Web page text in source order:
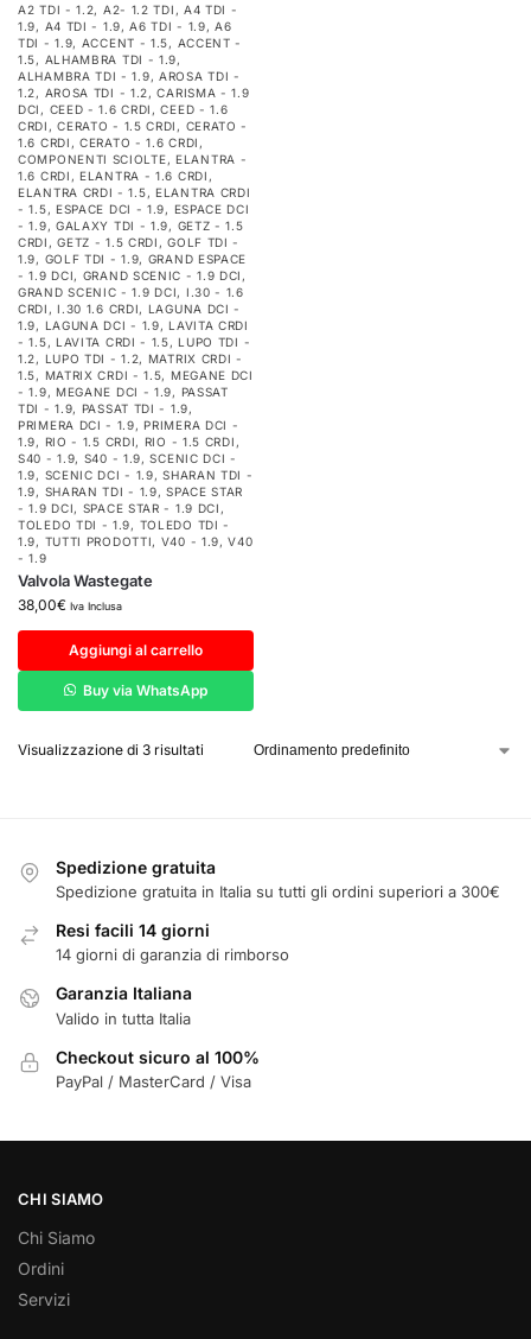
A2 TDI - 1.2, A2- 1.2 TDI , A4 TDI -
1.9, A4 TDI - 1.9,A6 TDI - 1.9,A6
TDI - 1.9, ACCENT - 1.5, ACCENT -
1.5, ALHAMBRA TDI - 1.9,
ALHAMBRA TDI - 1.9,AROSA TDI -
1.2, AROSA TDI - 1.2,CARISMA - 1.9
DCI , CEED - 1.6 CRDI ,CEED - 1.6
CRDI ,CERATO - 1.5 CRDI , CERATO -
1.6 CRDI ,CERATO - 1.6 CRDI ,
COMPONENTI SCIOLTE,ELANTRA -
1.6 CRDI ,ELANTRA - 1.6 CRDI ,
ELANTRA CRDI - 1.5,ELANTRA CRDI
- 1.5, ESPACE DCI - 1.9, ESPACE DCI
- 1.9, GALAXY TDI - 1.9, GETZ - 1.5
CRDI ,GETZ - 1.5 CRDI ,GOLF TDI -
1.9, GOLF TDI - 1.9, GRAND ESPACE
- 1.9 DCI, GRAND SCENIC - 1.9 DCI ,
GRAND SCENIC - 1.9 DCI, I.30 - 1.6
CRDI ,I.30 1.6 CRDI, LAGUNA DCI -
1.9, LAGUNA DCI - 1.9,LAVITA CRDI
- 1.5, LAVITA CRDI - 1.5,LUPO TDI -
1.2, LUPO TDI - 1.2, MATRIX CRDI -
1.5, MATRIX CRDI - 1.5, MEGANE DCI
- 1.9, MEGANE DCI - 1.9, PASSAT
TDI - 1.9, PASSAT TDI - 1.9,
PRIMERA DCI - 1.9,PRIMERA DCI -
1.9, RIO - 1.5 CRDI, RIO - 1.5 CRDI ,
S40 - 1.9, S40 - 1.9,SCENIC DCI -
1.9, SCENIC DCI - 1.9,SHARAN TDI -
1.9, SHARAN TDI - 1.9,SPACE STAR
- 1.9 DCI, SPACE STAR - 1.9 DCI ,
TOLEDO TDI - 1.9, TOLEDO TDI -
1.9, TUTTI PRODOTTI, V40 - 1.9,V40
- 1.9
Valvola Wastegate
38,00€ Iva Inclusa
Aggiungi al carrello
Buy via WhatsApp
Visualizzazione di 3 risultati
Spedizione gratuita
Spedizione gratuita in Italia su tutti gli ordini superiori a 300€
Resi facili 14 giorni
14 giorni di garanzia di rimborso
Garanzia Italiana
Valido in tutta Italia
Checkout sicuro al 100%
PayPal / MasterCard / Visa
CHI SIAMO
Chi Siamo
Ordini
Servizi